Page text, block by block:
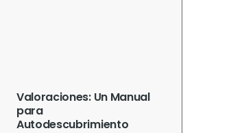
Valoraciones: Un Manual
para
Autodescubrimiento